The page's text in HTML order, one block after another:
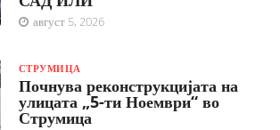
август 5, 2026
СТРУМИЦА
Почнува реконструкцијата на
улицата „5-ти Ноември“ во
Струмица